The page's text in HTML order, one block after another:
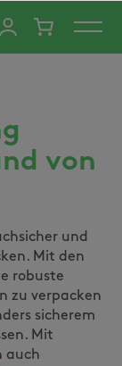
von
und
Mit den
robuste
zu verpacken
sicherem
Mit
auch